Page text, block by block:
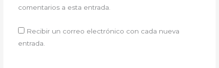
comentarios a esta entrada.
Recibir un correo electrónico con cada nueva
entrada.